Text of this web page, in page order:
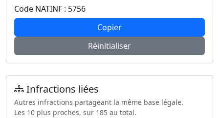
Code NATINF : 5756
Copier
Réinitialiser
Infractions liées
Autres infractions partageant la même base légale.
Les 10 plus proches, sur 185 au total.